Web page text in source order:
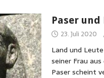
Paser und
23. Juli 2020
Land und
seiner Frau
Paser scheint